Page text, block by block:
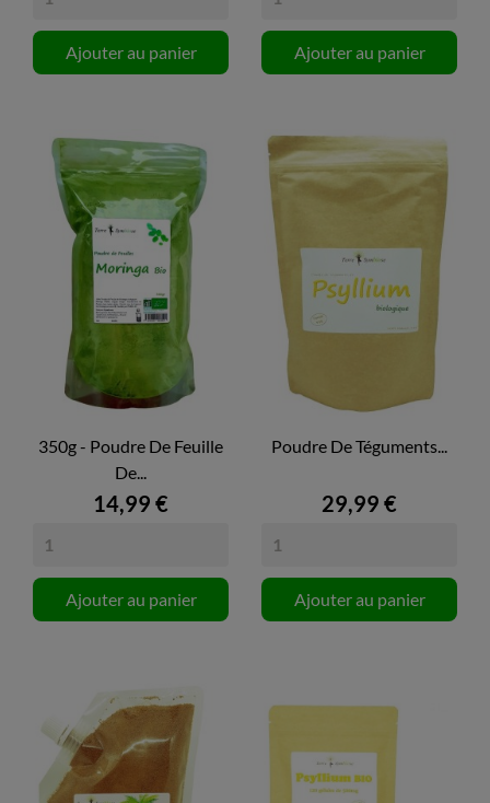
Ajouter au panier Ajouter au panier
350g - Poudre De Feuille
De...
14,99 €
Ajouter au panier
Poudre De Téguments...
29,99 €
Ajouter au panier